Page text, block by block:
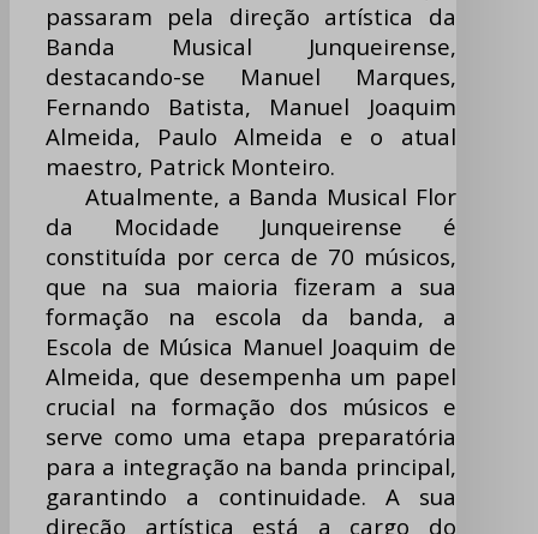
passaram pela direção artística da
Banda Musical Junqueirense,
destacando-se Manuel Marques,
Fernando Batista, Manuel Joaquim
Almeida, Paulo Almeida e o atual
maestro, Patrick Monteiro.
Atualmente, a Banda Musical Flor
da Mocidade Junqueirense é
constituída por cerca de 70 músicos,
que na sua maioria fizeram a sua
formação na escola da banda, a
Escola de Música Manuel Joaquim de
Almeida, que desempenha um papel
crucial na formação dos músicos e
serve como uma etapa preparatória
para a integração na banda principal,
garantindo a continuidade. A sua
direção artística está a cargo do